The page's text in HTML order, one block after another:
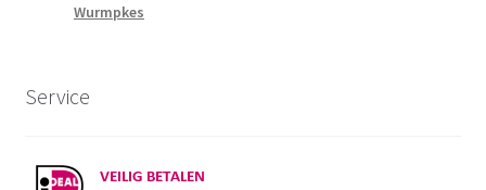
Wurmpkes
Service